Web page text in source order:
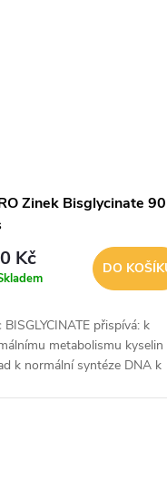
Zinek Bisglycinate 90
Kč DO
BISGLYCINATE přispívá: k
metabolismu kyselin
k normální syntéze DNA k